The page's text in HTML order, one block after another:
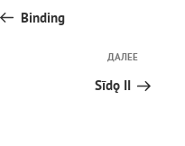
записям
запись:Binding
Следующая
запись
ДАЛЕЕ
Sīdǫ II